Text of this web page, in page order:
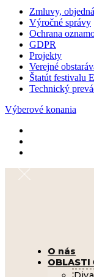
Zmluvy,
Výročné správy
Ochrana
GDPR
Projekty
Verejné
Štatút festivalu
Technický
Výberové konania
O nás
OBLASTI